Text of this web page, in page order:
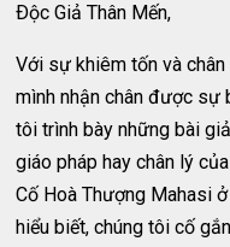
Ðộc Giả Thân Mến,
Với sự khiêm tốn và
mình nhận chân được sự
tôi trình bày những bài
giáo pháp hay chân lý
Cố Hoà Thượng Mahasi
hiểu biết, chúng tôi cố